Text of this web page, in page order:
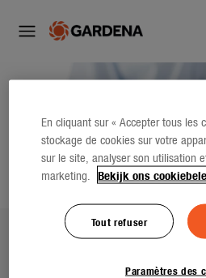
En cliquant sur « Accepter tous les
stockage de cookies sur votre
sur le site, analyser son utilisation
marketing.
Bekijk ons
Tout refuser
Paramètres des